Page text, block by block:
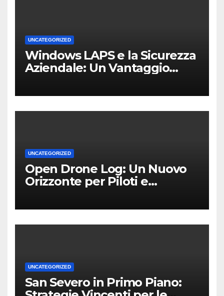
UNCATEGORIZED
Windows LAPS e la Sicurezza
Aziendale: Un Vantaggio
UNCATEGORIZED
Open Drone Log: Un Nuovo
Orizzonte per Piloti e
UNCATEGORIZED
San Severo in Primo Piano: